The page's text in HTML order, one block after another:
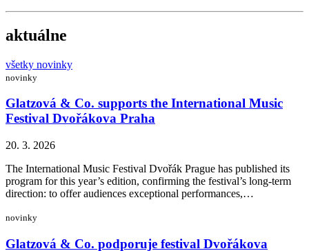
aktuálne
všetky novinky
novinky
Glatzová & Co. supports the International Music
Festival Dvořákova Praha
20. 3. 2026
The International Music Festival Dvořák Prague has published its
program for this year’s edition, confirming the festival’s long-term
direction: to offer audiences exceptional performances,…
novinky
Glatzová & Co. podporuje festival Dvořákova